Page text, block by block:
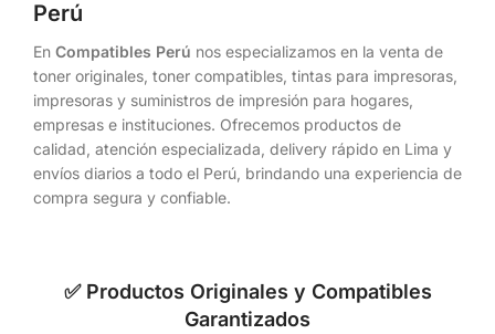
Perú
En Compatibles Perú nos especializamos en la venta de
toner originales, toner compatibles, tintas para impresoras,
impresoras y suministros de impresión para hogares,
empresas e instituciones. Ofrecemos productos de
calidad, atención especializada, delivery rápido en Lima y
envíos diarios a todo el Perú, brindando una experiencia de
compra segura y confiable.
✅ Productos Originales y Compatibles
Garantizados